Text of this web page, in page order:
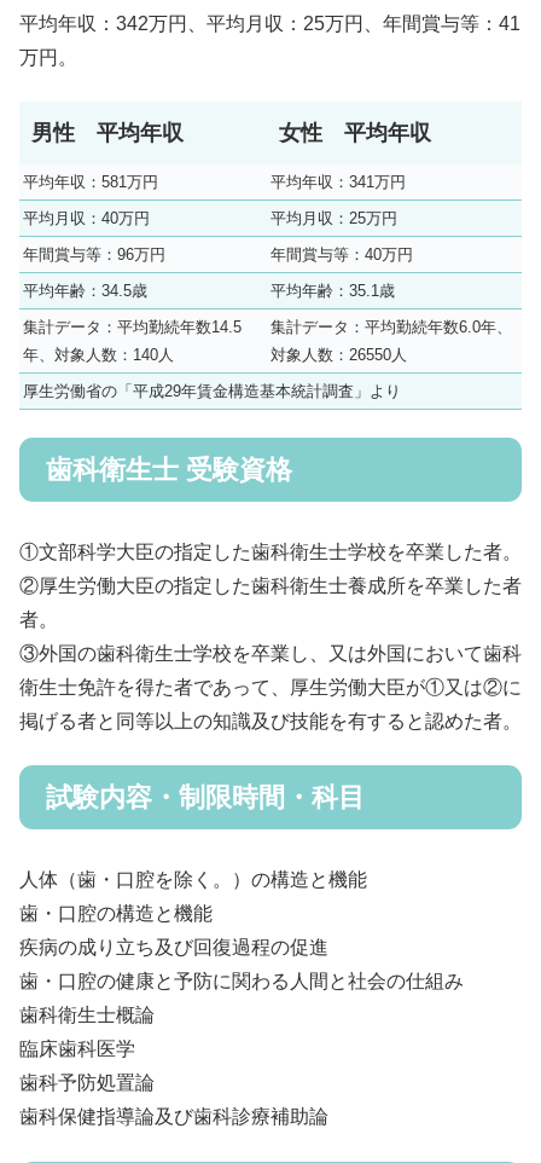
平均年収：342万円、平均月収：25万円、年間賞与等：41
万円。
男性 平均年収 女性 平均年収
平均年収：581万円
平均年収：341万円
平均月収：40万円
平均月収：25万円
年間賞与等：96万円
年間賞与等：40万円
平均年齢：34.5歳
平均年齢：35.1歳
集計データ：平均勤続年数14.5
年、対象人数：140人
集計データ：平均勤続年数6.0年、
対象人数：26550人
厚生労働省の「平成29年賃金構造基本統計調査」より
歯科衛生士 受験資格
①文部科学大臣の指定した歯科衛生士学校を卒業した者。
②厚生労働大臣の指定した歯科衛生士養成所を卒業した者
者。
③外国の歯科衛生士学校を卒業し、又は外国において歯科
衛生士免許を得た者であって、厚生労働大臣が①又は②に
掲げる者と同等以上の知識及び技能を有すると認めた者。
試験内容・制限時間・科目
人体（歯・口腔を除く。）の構造と機能
歯・口腔の構造と機能
疾病の成り立ち及び回復過程の促進
歯・口腔の健康と予防に関わる人間と社会の仕組み
歯科衛生士概論
臨床歯科医学
歯科予防処置論
歯科保健指導論及び歯科診療補助論